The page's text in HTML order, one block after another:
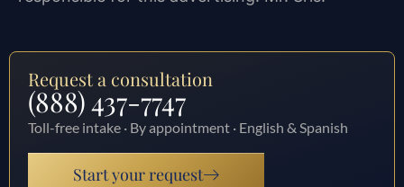
Request a consultation
(888) 437-7747
Toll-free intake · By appointment · English & Spanish
Start your request